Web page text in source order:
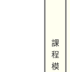
課
程
模